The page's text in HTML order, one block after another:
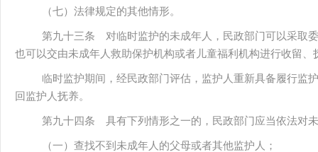
（七）法律规定的其他情形。
第九十三条 对临时监护的未成年人，民政部门可以采取
也可以交由未成年人救助保护机构或者儿童福利机构进行收留、
临时监护期间，经民政部门评估，监护人重新具备履行监
回监护人抚养。
第九十四条 具有下列情形之一的，民政部门应当依法对
（一）查找不到未成年人的父母或者其他监护人；